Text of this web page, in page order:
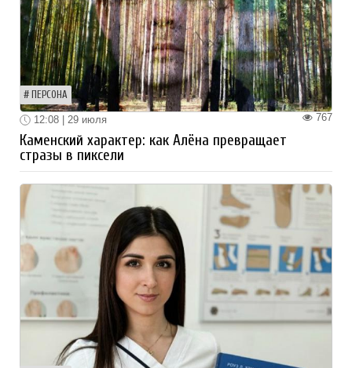
ПЕРСОНА
767
12:08 | 29 июля
Каменский характер: как Алёна превращает
стразы в пиксели